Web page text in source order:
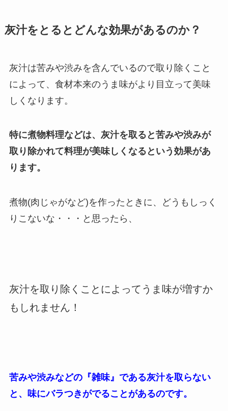
灰汁をとるとどんな効果があるのか？
灰汁は苦みや渋みを含んでいるので取り除くこと
によって、食材本来のうま味がより目立って美味
しくなります。
特に煮物料理などは、灰汁を取ると苦みや渋みが
取り除かれて料理が美味しくなるという効果があ
ります。
煮物(肉じゃがなど)を作ったときに、どうもしっく
りこないな・・・と思ったら、
灰汁を取り除くことによってうま味が増すか
もしれません！
苦みや渋みなどの『雑味』である灰汁を取らない
と、味にバラつきがでることがあるのです。